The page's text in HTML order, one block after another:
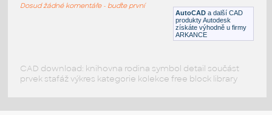
Dveře interiérové 49 Tu¨ren 600 Turen 40
(644×120×1985)
DWG Dveře
AutoCAD a další CAD
produkty Autodesk
získáte výhodně u firmy
ARKANCE
Dosud žádné komentáře - buďte první
CAD download: knihovna rodina symbol detail součást
prvek stafáž výkres kategorie kolekce free block library